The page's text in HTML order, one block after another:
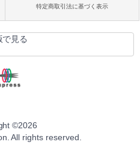
特定商取引法に基づく表示
で見る
©2026
All rights reserved.